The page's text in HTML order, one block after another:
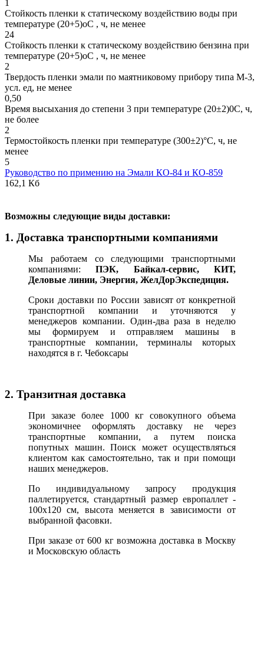
1
Стойкость пленки к статическому воздействию воды при
температуре (20+5)оС , ч, не менее
24
Стойкость пленки к статическому воздействию бензина при
температуре (20+5)оС , ч, не менее
2
Твердость пленки эмали по маятниковому прибору типа М-3,
усл. ед, не менее
0,50
Время высыхания до степени 3 при температуре (20±2)0С, ч,
не более
2
Термостойкость пленки при температуре (300±2)°С, ч, не
менее
5
Руководство по примению на Эмали КО-84 и КО-859
162,1 Кб
Возможны следующие виды доставки:
1. Доставка транспортными компаниями
Мы работаем со следующими транспортными
компаниями:ПЭК, Байкал-сервис, КИТ,
Деловые линии, Энергия, ЖелДорЭкспедиция.
Сроки доставки по России зависят от конкретной
транспортной компании и уточняются у
менеджеров компании. Один-два раза в неделю
мы формируем и отправляем машины в
транспортные компании, терминалы которых
находятся в г. Чебоксары
2. Транзитная доставка
При заказе более 1000 кг совокупного объема
экономичнее оформлять доставку не через
транспортные компании, а путем поиска
попутных машин. Поиск может осуществляться
клиентом как самостоятельно, так и при помощи
наших менеджеров.
По индивидуальному запросу продукция
паллетируется, стандартный размер европаллет -
100х120 см, высота меняется в зависимости от
выбранной фасовки.
При заказе от 600 кг возможна доставка в Москву
и Московскую область